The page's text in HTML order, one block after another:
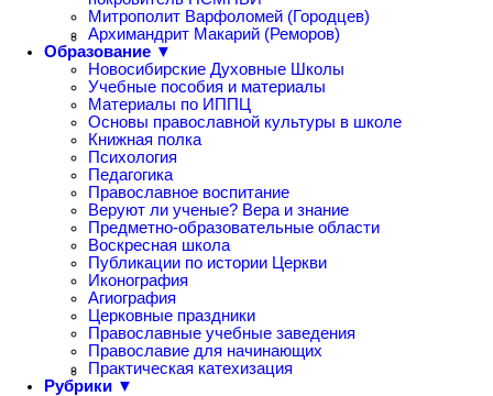
Митрополит Варфоломей (Городцев)
Архимандрит Макарий (Реморов)
Образование ▼
Новосибирские Духовные Школы
Учебные пособия и материалы
Материалы по ИППЦ
Основы православной культуры в школе
Книжная полка
Психология
Педагогика
Православное воспитание
Веруют ли ученые? Вера и знание
Предметно-образовательные области
Воскресная школа
Публикации по истории Церкви
Иконография
Агиография
Церковные праздники
Православные учебные заведения
Православие для начинающих
Практическая катехизация
Рубрики ▼